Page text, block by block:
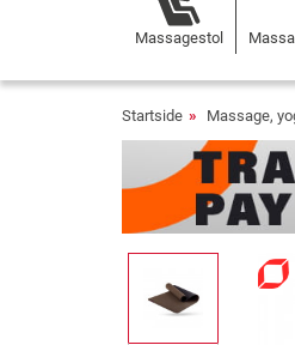
Massagestol
Startside Massage,